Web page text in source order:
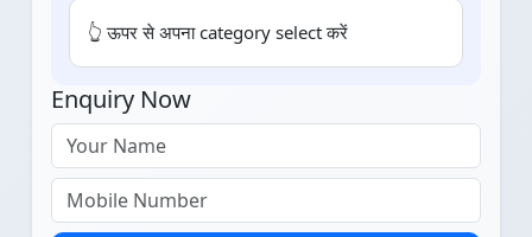
👆 ऊपर से अपना category select करें
Enquiry Now